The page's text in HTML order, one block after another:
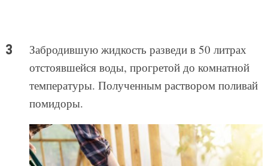
Забродившую жидкость разведи в 50 литрах
отстоявшейся воды, прогретой до комнатной
температуры. Полученным раствором поливай
помидоры.